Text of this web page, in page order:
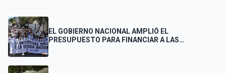
EL GOBIERNO NACIONAL AMPLIÓ EL
PRESUPUESTO PARA FINANCIAR A LAS